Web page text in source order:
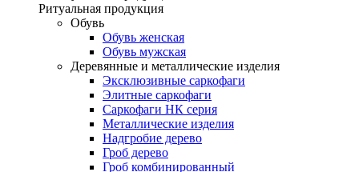
Ритуальная продукция
Обувь
Обувь женская
Обувь мужская
Деревянные и металлические изделия
Эксклюзивные саркофаги
Элитные саркофаги
Саркофаги НК серия
Металлические изделия
Надгробие дерево
Гроб дерево
Гроб комбинированный